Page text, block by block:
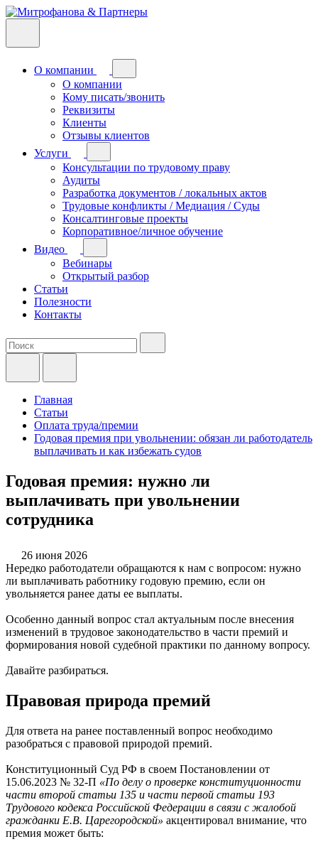
О компании
О компании
Кому писать/звонить
Реквизиты
Клиенты
Отзывы клиентов
Услуги
Консультации по трудовому праву
Аудиты
Разработка документов / локальных актов
Трудовые конфликты / Медиация / Суды
Консалтинговые проекты
Корпоративное/личное обучение
Видео
Вебинары
Открытый разбор
Статьи
Полезности
Контакты
Главная
Статьи
Оплата труда/премии
Годовая премия при увольнении: обязан ли работодатель
выплачивать и как избежать судов
Годовая премия: нужно ли
выплачивать при увольнении
сотрудника
26 июня 2026
Нередко работодатели обращаются к нам с вопросом: нужно
ли выплачивать работнику годовую премию, если он
увольняется ранее даты ее выплаты.
Особенно данный вопрос стал актуальным после внесения
изменений в трудовое законодательство в части премий и
формирования новой судебной практики по данному вопросу.
Давайте разбираться.
Правовая природа премий
Для ответа на ранее поставленный вопрос необходимо
разобраться с правовой природой премий.
Конституционный Суд РФ в своем Постановлении от
15.06.2023 № 32-П «По делу о проверке конституционности
части второй статьи 135 и части первой статьи 193
Трудового кодекса Российской Федерации в связи с жалобой
гражданки Е.В. Царегородской» акцентировал внимание, что
премия может быть: